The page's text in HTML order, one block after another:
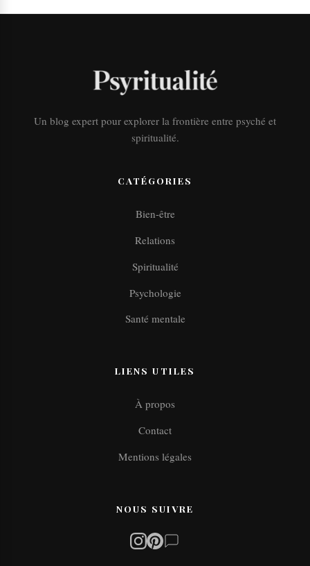
Un blog expert pour explorer la frontière entre psyché et
spiritualité.
CATÉGORIES
Bien-être
Relations
Spiritualité
Psychologie
Santé mentale
LIENS UTILES
À propos
Contact
Mentions légales
NOUS SUIVRE